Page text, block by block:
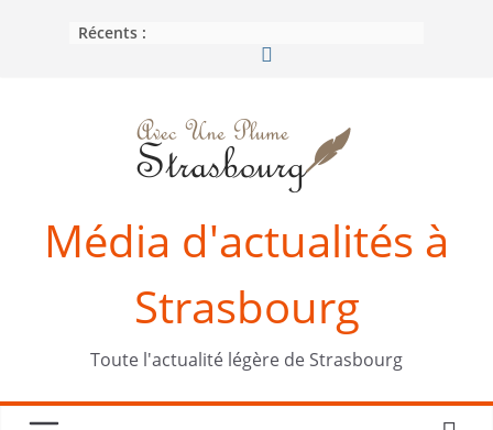
Récents :
Média d'actualités à
Strasbourg
Toute l'actualité légère de Strasbourg